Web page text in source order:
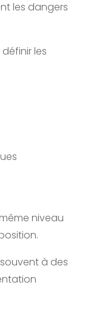
les dangers
les
niveau
à des